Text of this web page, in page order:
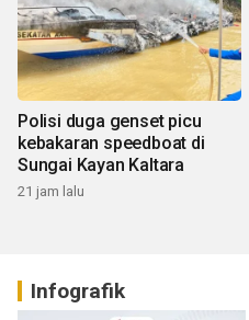
Polisi duga genset picu
kebakaran speedboat di
Sungai Kayan Kaltara
21 jam lalu
Infografik